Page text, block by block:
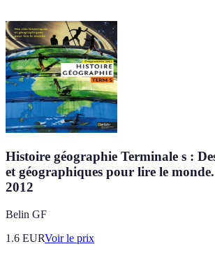
Histoire géographie Terminale s :
et géographiques pour lire le
2012
Belin GF
1.6 EURVoir le prix